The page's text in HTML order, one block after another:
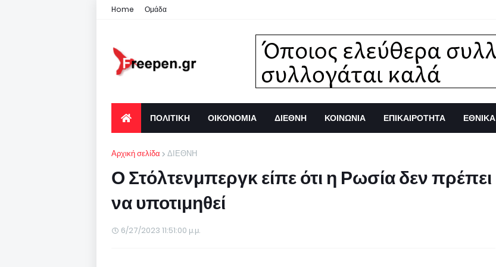
Home Ομάδα
ΠΟΛΙΤΙΚΗ ΟΙΚΟΝΟΜΙΑ ΔΙΕΘΝΗ ΚΟΙΝΩΝΙΑ ΕΠΙΚΑΙΡΟΤΗΤΑ ΕΘΝΙΚΑ
Αρχική σελίδα ΔΙΕΘΝΗ
Ο Στόλτενμπεργκ είπε ότι η Ρωσία δεν πρέπει
να υποτιμηθεί
6/27/2023 11:51:00 μ.μ.